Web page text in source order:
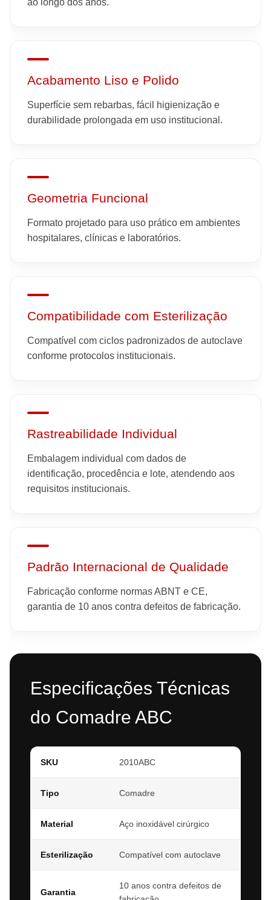
Acabamento Liso e Polido
Superfície sem rebarbas, fácil higienização e
durabilidade prolongada em uso institucional.
Geometria Funcional
Formato projetado para uso prático em ambientes
hospitalares, clínicas e laboratórios.
Compatibilidade com Esterilização
Compatível com ciclos padronizados de autoclave
conforme protocolos institucionais.
Rastreabilidade Individual
Embalagem individual com dados de
identificação, procedência e lote, atendendo aos
requisitos institucionais.
Padrão Internacional de Qualidade
Fabricação conforme normas ABNT e CE,
garantia de 10 anos contra defeitos de fabricação.
Especificações Técnicas
do Comadre ABC
SKU 2010ABC
Tipo Comadre
Material Aço inoxidável cirúrgico
Esterilização Compatível com autoclave
Garantia
10 anos contra defeitos de